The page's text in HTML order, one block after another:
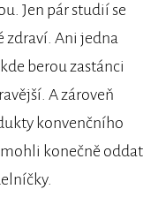
Jen pár studií se
zdraví. Ani jedna
berou zastánci
A zároveň
konvenčního
konečně oddat